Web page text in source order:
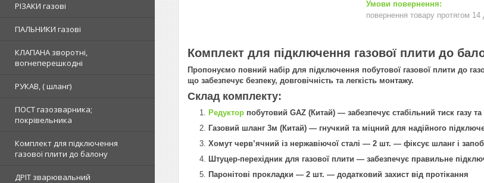
РІЗАКИ газові
ПАЛЬНИКИ газові
КЛАПАНА зворотні,
вогнеперешкодні
РУКАВ, ( шланг)
ПОСТ газозварника;
покрівельника
Комплект для підключення
газової плити до балону
ДРІТ зварювальний
повернення товару протягом 14
Комплект для підключення газової плити до
Пропонуємо повний набір для підключення побутової газової плити до
що забезпечує безпеку, довговічність та легкість монтажу.
Склад комплекту:
Редуктор побутовий GAZ (Китай) — забезпечує стабільний тиск газу
Газовий шланг 3м (Китай) — гнучкий та міцний для надійного
Хомут черв’ячний із нержавіючої сталі — 2 шт. — фіксує шланг і
Штуцер-перехідник для газової плити — забезпечує правильне
Паронітові прокладки — 2 шт. — додатковий захист від протікання